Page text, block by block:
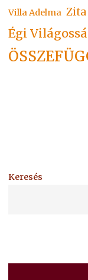
Villa Adelma
Égi
Keresés